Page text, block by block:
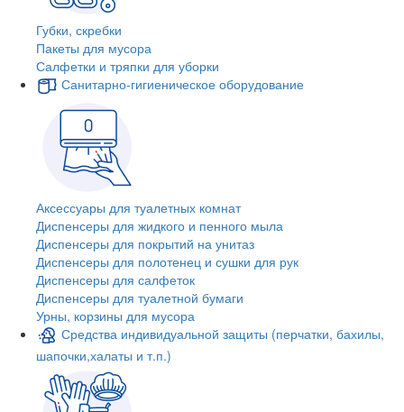
Губки, скребки
Пакеты для мусора
Салфетки и тряпки для уборки
Санитарно-гигиеническое оборудование
Аксессуары для туалетных комнат
Диспенсеры для жидкого и пенного мыла
Диспенсеры для покрытий на унитаз
Диспенсеры для полотенец и сушки для рук
Диспенсеры для салфеток
Диспенсеры для туалетной бумаги
Урны, корзины для мусора
Средства индивидуальной защиты (перчатки, бахилы,
шапочки,халаты и т.п.)